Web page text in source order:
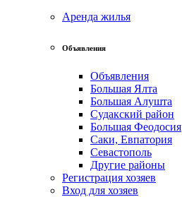
Аренда жилья
Объявления
Объявления
Большая Ялта
Большая Алушта
Судакский район
Большая Феодосия
Саки, Евпатория
Севастополь
Другие районы
Регистрация хозяев
Вход для хозяев